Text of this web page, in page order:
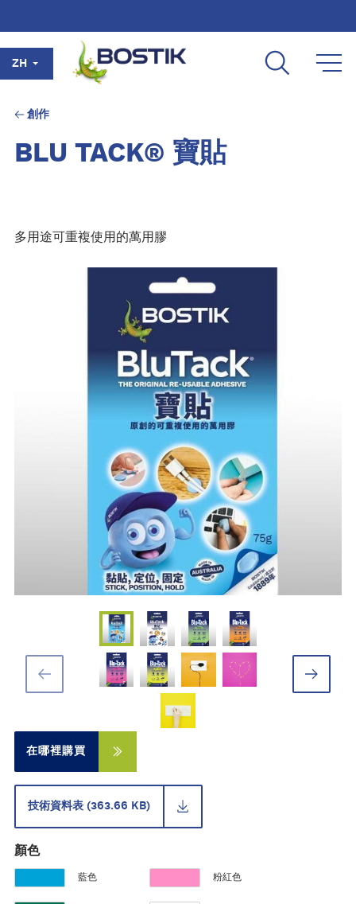
ZH
創作
BLU TACK® 寶貼
多用途可重複使用的萬用膠
在哪裡購買
技術資料表 (363.66 KB)
顏色
藍色 粉紅色